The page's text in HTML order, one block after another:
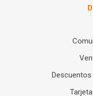
Descuentos